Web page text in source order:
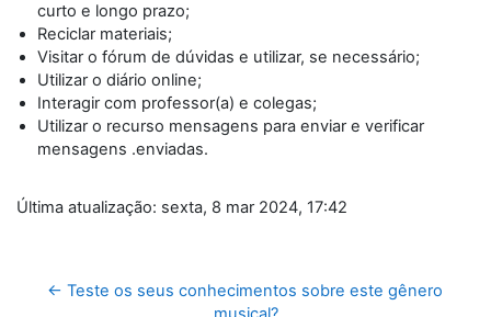
curto e longo prazo;
Reciclar materiais;
Visitar o fórum de dúvidas e utilizar, se necessário;
Utilizar o diário online;
Interagir com professor(a) e colegas;
Utilizar o recurso mensagens para enviar e verificar
mensagens .enviadas.
Última atualização: sexta, 8 mar 2024, 17:42
← Teste os seus conhecimentos sobre este gênero